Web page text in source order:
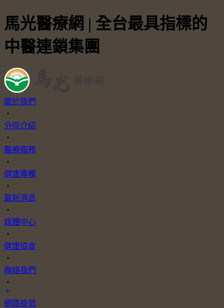
馬光醫療網 | 全台最具指標的
中醫連鎖集團
關於我們
・
分院介紹
・
醫療服務
・
健康專欄
・
最新消息
・
媒體中心
・
健康協會
・
聯絡我們
・
網路掛號